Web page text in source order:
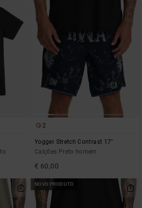
2
Yogger Stretch Contrast 17"
Calções Preto homem
€ 60,00
NOVO PRODUTO